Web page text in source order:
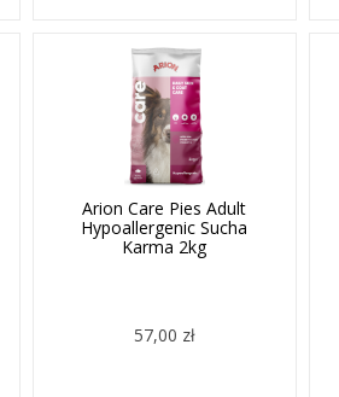
Arion Care Pies Adult
Hypoallergenic Sucha
Karma 2kg
57,00 zł